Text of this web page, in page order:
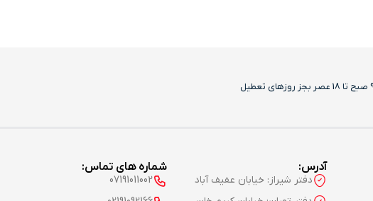
آدرس:
دفتر شیراز: خیابان عفیف آباد
شماره های تماس:
07191011002